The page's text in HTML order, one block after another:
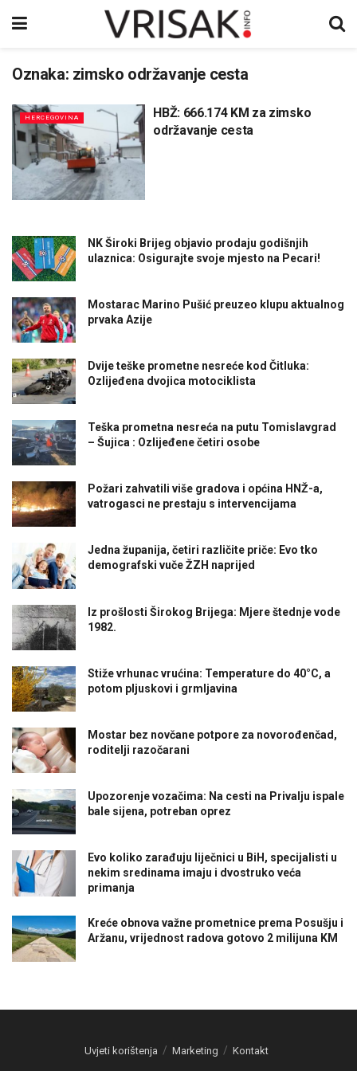
Oznaka: zimsko održavanje cesta
HERCEGOVINA
HBŽ: 666.174 KM za zimsko
održavanje cesta
NK Široki Brijeg objavio prodaju godišnjih
ulaznica: Osigurajte svoje mjesto na Pecari!
Mostarac Marino Pušić preuzeo klupu aktualnog
prvaka Azije
Dvije teške prometne nesreće kod Čitluka:
Ozlijeđena dvojica motociklista
Teška prometna nesreća na putu Tomislavgrad
– Šujica : Ozlijeđene četiri osobe
Požari zahvatili više gradova i općina HNŽ-a,
vatrogasci ne prestaju s intervencijama
Jedna županija, četiri različite priče: Evo tko
demografski vuče ŽZH naprijed
Iz prošlosti Širokog Brijega: Mjere štednje vode
1982.
Stiže vrhunac vrućina: Temperature do 40°C, a
potom pljuskovi i grmljavina
Mostar bez novčane potpore za novorođenčad,
roditelji razočarani
Upozorenje vozačima: Na cesti na Privalju ispale
bale sijena, potreban oprez
Evo koliko zarađuju liječnici u BiH, specijalisti u
nekim sredinama imaju i dvostruko veća
primanja
Kreće obnova važne prometnice prema Posušju i
Aržanu, vrijednost radova gotovo 2 milijuna KM
Uvjeti korištenja Marketing Kontakt